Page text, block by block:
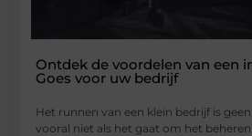
Ontdek de voordelen van een
Goes voor uw bedrijf
Het runnen van een klein bedrijf is
vooral niet als het gaat om het